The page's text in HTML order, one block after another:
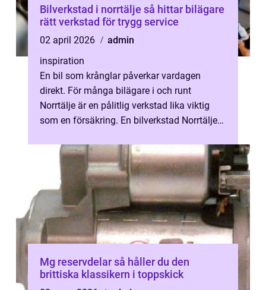
Bilverkstad i norrtälje så hittar bilägare
rätt verkstad för trygg service
02 april 2026
admin
inspiration
En bil som krånglar påverkar vardagen
direkt. För många bilägare i och runt
Norrtälje är en pålitlig verkstad lika viktig
som en försäkring. En bilverkstad Norrtälje
Mg reservdelar så håller du den
brittiska klassikern i toppskick